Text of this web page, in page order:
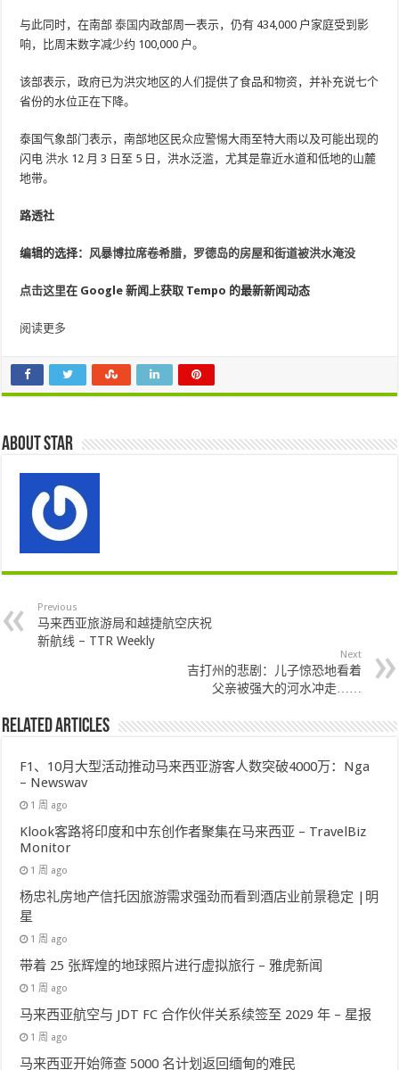
与此同时，在南部泰国 内政部周一表示，仍有 434,000 户家庭受到影
响，比周末数字减少约 100,000 户。
该部表示，政府已为洪灾地区的人们提供了食品和物资，并补充说七个
省份的水位正在下降。
泰国气象部门表示，南部地区民众应警惕大雨至特大雨以及可能出现的
闪电洪水 12 月 3 日至 5 日，洪水泛滥，尤其是靠近水道和低地的山麓
地带。
路透社
编辑的选择： 风暴博拉席卷希腊，罗德岛的房屋和街道被洪水淹没
点击这里在 Google 新闻上获取 Tempo 的最新新闻动态
阅读更多
About star
Previous
马来西亚旅游局和越捷航空庆祝
新航线 – TTR Weekly
Next
吉打州的悲剧：儿子惊恐地看着
父亲被强大的河水冲走……
Related Articles
F1、10月大型活动推动马来西亚游客人数突破4000万：Nga
– Newswav
1 周 ago
Klook客路将印度和中东创作者聚集在马来西亚 – TravelBiz
Monitor
1 周 ago
杨忠礼房地产信托因旅游需求强劲而看到酒店业前景稳定 |明
星
1 周 ago
带着 25 张辉煌的地球照片进行虚拟旅行 – 雅虎新闻
1 周 ago
马来西亚航空与 JDT FC 合作伙伴关系续签至 2029 年 – 星报
1 周 ago
马来西亚开始筛查 5000 名计划返回缅甸的难民